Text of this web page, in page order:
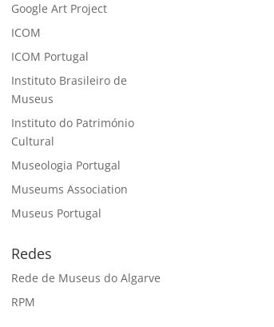
Google Art Project
ICOM
ICOM Portugal
Instituto Brasileiro de
Museus
Instituto do Património
Cultural
Museologia Portugal
Museums Association
Museus Portugal
Redes
Rede de Museus do Algarve
RPM